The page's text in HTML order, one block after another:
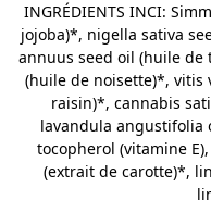
INGRÉDIENTS INCI:
jojoba)*, nigella sativa
annuus seed oil (huile de
(huile de noisette)*, vitis
raisin)*, cannabis
lavandula angustifolia
tocopherol (vitamine
(extrait de carotte)*,